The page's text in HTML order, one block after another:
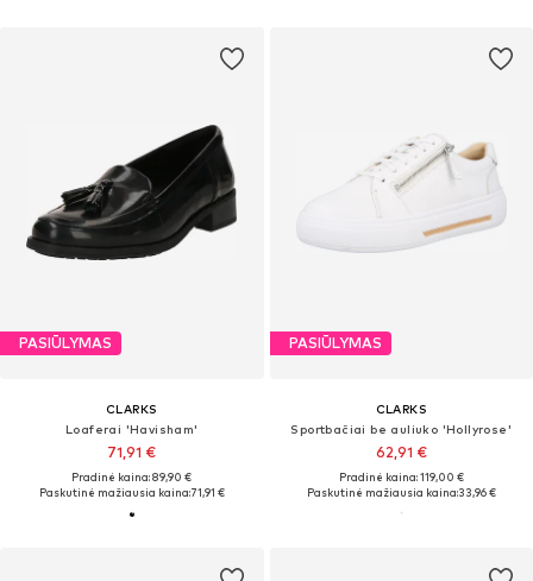
PASIŪLYMAS
CLARKS
Loaferai 'Havisham'
71,91 €
Pradinė kaina: 89,90 €
Paskutinė mažiausia kaina:71,91 €
PASIŪLYMAS
CLARKS
Sportbačiai be auliuko 'Hollyrose'
62,91 €
Pradinė kaina: 119,00 €
Paskutinė mažiausia kaina:33,96 €